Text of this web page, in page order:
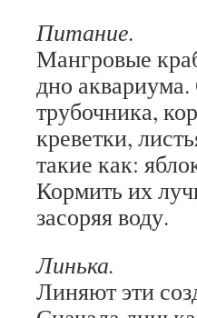
Питание.
Мангровые
дно
трубочника,
креветки,
такие как:
Кормить их
засоряя воду.
Линька.
Линяют эти